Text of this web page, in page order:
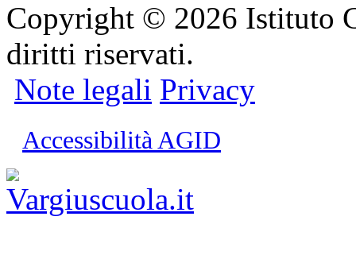
Copyright © 2026 Istituto
diritti riservati.
Note legali Privacy
Accessibilità AGID